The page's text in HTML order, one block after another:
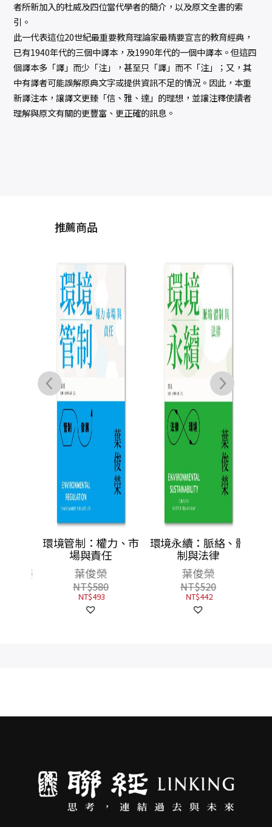
者所新加入的杜威及四位當代學者的簡介，以及原文全書的索
引。
此一代表這位20世紀最重要教育理論家最精要宣言的教育經典，
已有1940年代的三個中譯本，及1990年代的一個中譯本。但這四
個譯本多「譯」而少「注」，甚至只「譯」而不「注」；又，其
中有譯者可能誤解原典文字或提供資訊不足的情況。因此，本重
新譯注本，讓譯文更臻「信、雅、達」的理想，並讓注釋使讀者
理解與原文有關的更豐富、更正確的訊息。
推薦商品
環境管制：權力、市
場與責任
葉俊榮
NT$580
NT$493
環境永續：脈絡、體
制與法律
葉俊榮
NT$520
NT$442